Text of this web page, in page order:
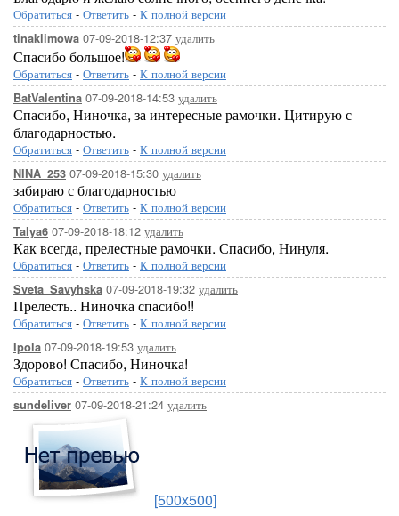
Обратиться - Ответить - К полной версии
tinaklimowa 07-09-2018-12:37 удалить
Спасибо большое!
Обратиться - Ответить - К полной версии
BatValentina 07-09-2018-14:53 удалить
Спасибо, Ниночка, за интересные рамочки. Цитирую с
благодарностью.
Обратиться - Ответить - К полной версии
NINA_253 07-09-2018-15:30 удалить
забираю с благодарностью
Обратиться - Ответить - К полной версии
Talya6 07-09-2018-18:12 удалить
Как всегда, прелестные рамочки. Спасибо, Нинуля.
Обратиться - Ответить - К полной версии
Sveta_Savyhska 07-09-2018-19:32 удалить
Прелесть.. Ниночка спасибо!!
Обратиться - Ответить - К полной версии
Ipola 07-09-2018-19:53 удалить
Здорово! Спасибо, Ниночка!
Обратиться - Ответить - К полной версии
sundeliver 07-09-2018-21:24 удалить
[500x500]